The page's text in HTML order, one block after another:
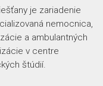
je zariadenie
nemocnica,
a ambulantných
v centre
štúdií.